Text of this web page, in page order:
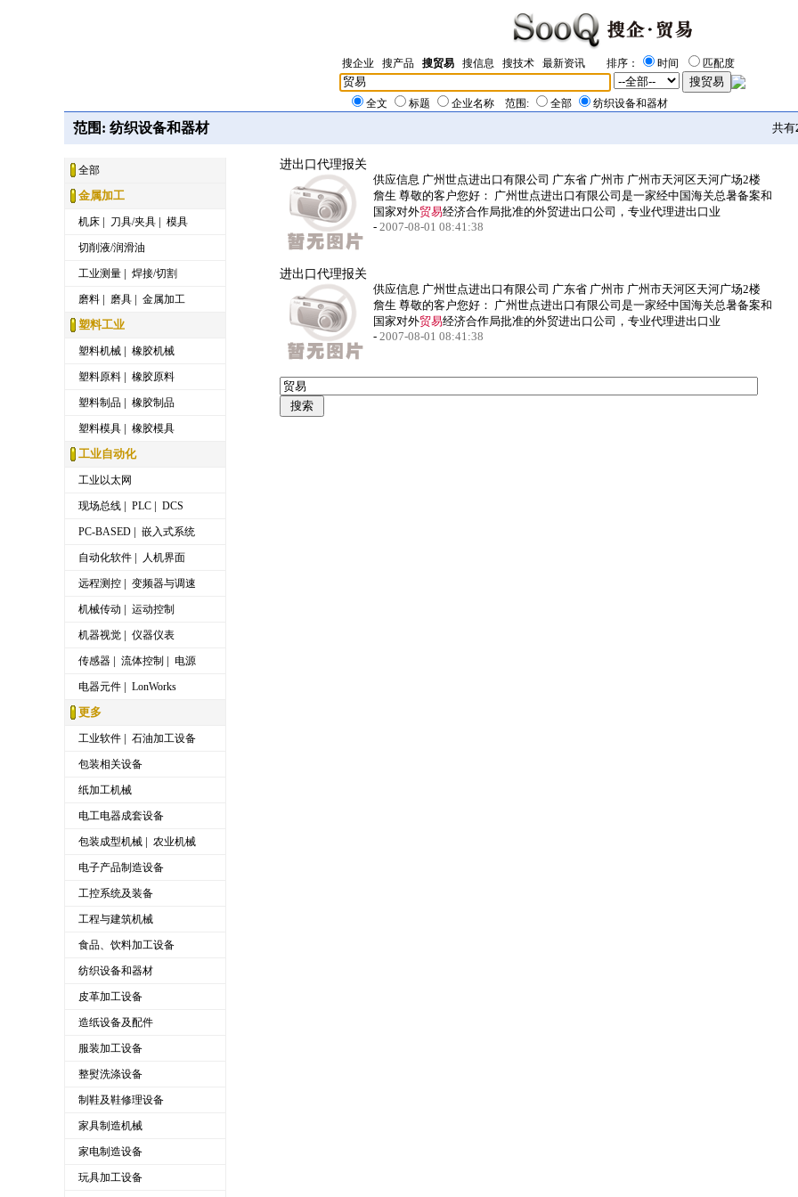
搜企业 搜产品 搜贸易 搜信息 搜技术 最新资讯 排序： 时间 匹配度
全文 标题 企业名称 范围: 全部 纺织设备和器材
范围: 纺织设备和器材 共有
全部
金属加工
机床 | 刀具/夹具 | 模具
切削液/润滑油
工业测量 | 焊接/切割
磨料 | 磨具 | 金属加工
塑料工业
塑料机械 | 橡胶机械
塑料原料 | 橡胶原料
塑料制品 | 橡胶制品
塑料模具 | 橡胶模具
工业自动化
工业以太网
现场总线 | PLC | DCS
PC-BASED | 嵌入式系统
自动化软件 | 人机界面
远程测控 | 变频器与调速
机械传动 | 运动控制
机器视觉 | 仪器仪表
传感器 | 流体控制 | 电源
电器元件 | LonWorks
更多
工业软件 | 石油加工设备
包装相关设备
纸加工机械
电工电器成套设备
包装成型机械 | 农业机械
电子产品制造设备
工控系统及装备
工程与建筑机械
食品、饮料加工设备
纺织设备和器材
皮革加工设备
造纸设备及配件
服装加工设备
整熨洗涤设备
制鞋及鞋修理设备
家具制造机械
家电制造设备
玩具加工设备
进出口代理报关
供应信息 广州世点进出口有限公司 广东省 广州市 广州市天河区天河广场2楼
詹生 尊敬的客户您好： 广州世点进出口有限公司是一家经中国海关总暑备案和
国家对外贸易经济合作局批准的外贸进出口公司，专业代理进出口业
- 2007-08-01 08:41:38
进出口代理报关
供应信息 广州世点进出口有限公司 广东省 广州市 广州市天河区天河广场2楼
詹生 尊敬的客户您好： 广州世点进出口有限公司是一家经中国海关总暑备案和
国家对外贸易经济合作局批准的外贸进出口公司，专业代理进出口业
- 2007-08-01 08:41:38